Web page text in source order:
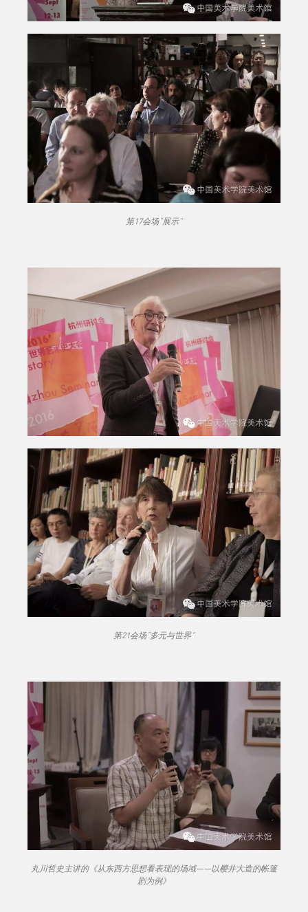
第17会场“展示”
第21会场“多元与世界”
丸川哲史主讲的《从东西方思想看表现的场域——以樱井大造的帐篷
剧为例》